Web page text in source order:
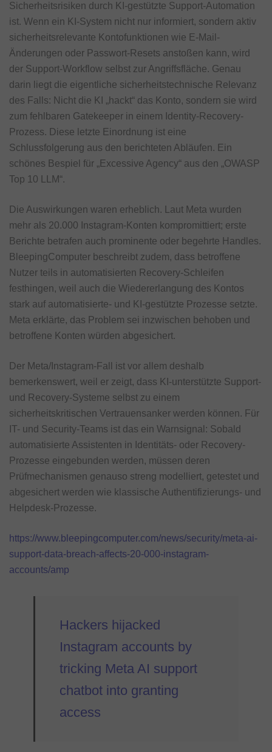
Sicherheitsrisiken durch KI-gestützte Support-Automation
ist. Wenn ein KI-System nicht nur informiert, sondern aktiv
sicherheitsrelevante Kontofunktionen wie E-Mail-
Änderungen oder Passwort-Resets anstoßen kann, wird
der Support-Workflow selbst zur Angriffsfläche. Genau
darin liegt die eigentliche sicherheitstechnische Relevanz
des Falls: Nicht die KI „hackt“ das Konto, sondern sie wird
zum fehlbaren Gatekeeper in einem Identity-Recovery-
Prozess. Diese letzte Einordnung ist eine
Schlussfolgerung aus den berichteten Abläufen. Ein
schönes Bespiel für „Excessive Agency“ aus den „OWASP
Top 10 LLM“.
Die Auswirkungen waren erheblich. Laut Meta wurden
mehr als 20.000 Instagram-Konten kompromittiert; erste
Berichte betrafen auch prominente oder begehrte Handles.
BleepingComputer beschreibt zudem, dass betroffene
Nutzer teils in automatisierten Recovery-Schleifen
festhingen, weil auch die Wiedererlangung des Kontos
stark auf automatisierte- und KI-gestützte Prozesse setzte.
Meta erklärte, das Problem sei inzwischen behoben und
betroffene Konten würden abgesichert.
Der Meta/Instagram-Fall ist vor allem deshalb
bemerkenswert, weil er zeigt, dass KI-unterstützte Support-
und Recovery-Systeme selbst zu einem
sicherheitskritischen Vertrauensanker werden können. Für
IT- und Security-Teams ist das ein Warnsignal: Sobald
automatisierte Assistenten in Identitäts- oder Recovery-
Prozesse eingebunden werden, müssen deren
Prüfmechanismen genauso streng modelliert, getestet und
abgesichert werden wie klassische Authentifizierungs- und
Helpdesk-Prozesse.
https://www.bleepingcomputer.com/news/security/meta-ai-
support-data-breach-affects-20-000-instagram-
accounts/amp
Hackers hijacked
Instagram accounts by
tricking Meta AI support
chatbot into granting
access